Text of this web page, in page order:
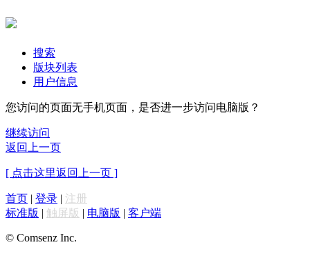
搜索
版块列表
用户信息
您访问的页面无手机页面，是否进一步访问电脑版？
继续访问
返回上一页
[ 点击这里返回上一页 ]
首页 | 登录 | 注册
标准版 | 触屏版 | 电脑版 | 客户端
© Comsenz Inc.